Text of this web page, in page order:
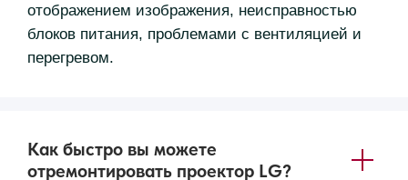
отображением изображения, неисправностью
блоков питания, проблемами с вентиляцией и
перегревом.
Как быстро вы можете
отремонтировать проектор LG?